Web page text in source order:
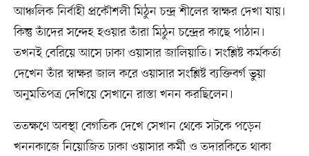
আঞ্চলিক নির্বাহী প্রকৌশলী মিঠুন চন্দ্র শীলের স্বাক্ষর দেখা যায়।
কিন্তু তাঁদের সন্দেহ হওয়ার তাঁরা মিঠুন চন্দ্রের কাছে পাঠান।
তখনই বেরিয়ে আসে ঢাকা ওয়াসার জালিয়াতি। সংশ্লিষ্ট কর্মকর্তা
দেখেন তাঁর স্বাক্ষর জাল করে ওয়াসার সংশ্লিষ্ট ব্যক্তিবর্গ ভুয়া
অনুমতিপত্র দেখিয়ে সেখানে রাস্তা খনন করছিলেন।
ততক্ষণে অবস্থা বেগতিক দেখে সেখান থেকে সটকে পড়েন
খননকাজে নিয়োজিত ঢাকা ওয়াসার কর্মী ও তদারকিতে থাকা